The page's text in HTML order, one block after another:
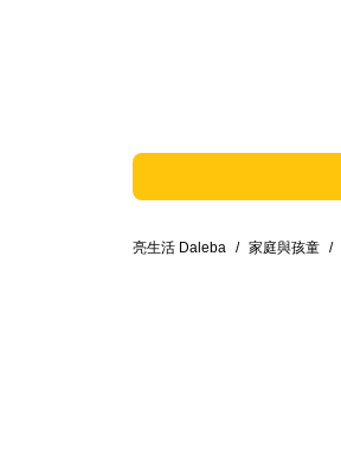
亮生活 Daleba / 家庭與孩童 /